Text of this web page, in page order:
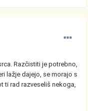
Razčistiti je potrebno,
lažje dajejo, se morajo s
ti rad razveseliš nekoga,